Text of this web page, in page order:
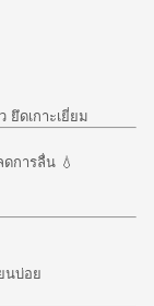
ยึดเกาะเยี่ยม
การลื่น 💧
นบ่อย